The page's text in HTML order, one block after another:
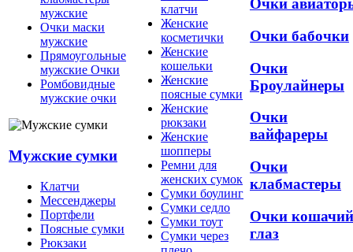
мужские
Очки маски
мужские
Прямоугольные
мужские Очки
Ромбовидные
мужские очки
Мужские сумки
Клатчи
Мессенджеры
Портфели
Поясные сумки
Рюкзаки
клатчи
Женские
косметички
Женские
кошельки
Женские
поясные сумки
Женские
рюкзаки
Женские
шопперы
Ремни для
женских сумок
Сумки боулинг
Сумки седло
Сумки тоут
Сумки через
Очки
Очки бабочки
Очки
Броулайнеры
Очки
вайфареры
Очки
клабмастеры
Очки кошачий
глаз